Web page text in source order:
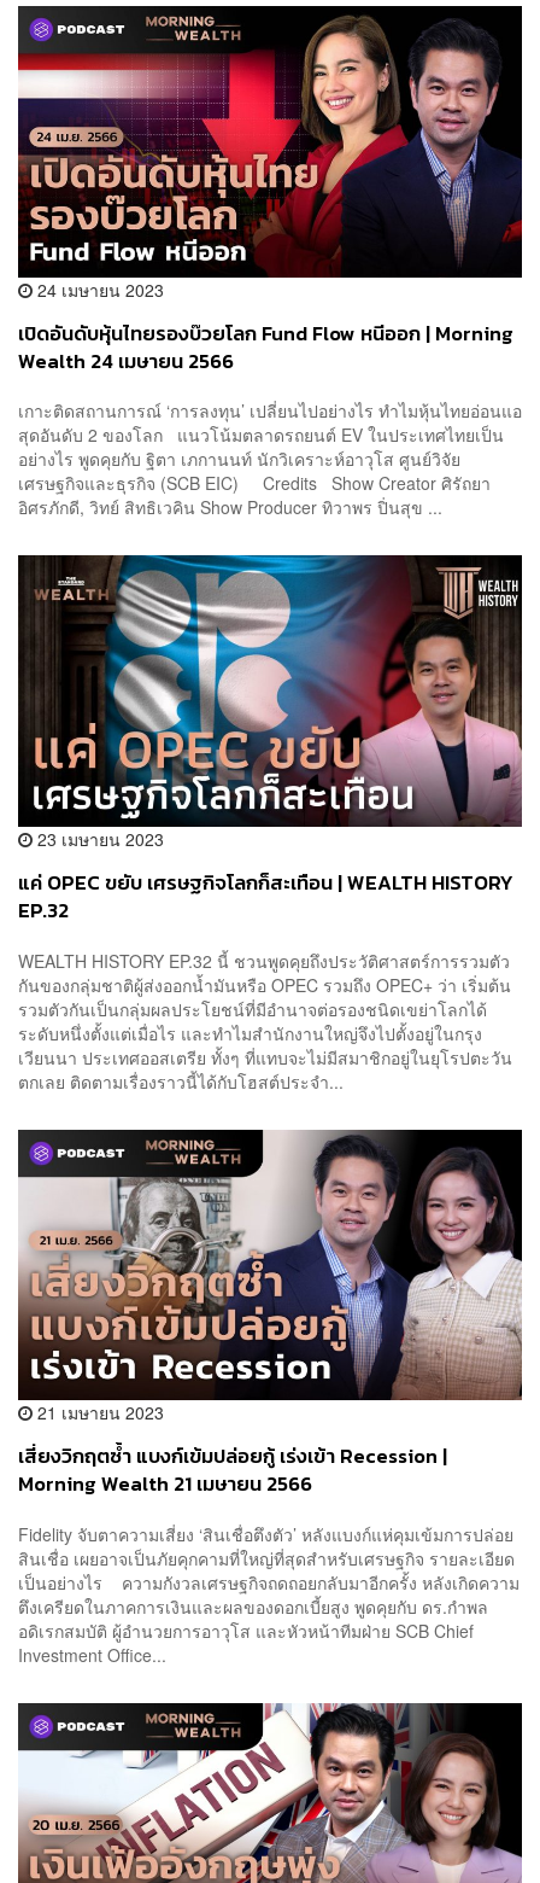
24 เมษายน 2023
เปิดอันดับหุ้นไทยรองบ๊วยโลก Fund Flow หนีออก | Morning
Wealth 24 เมษายน 2566
เกาะติดสถานการณ์ ‘การลงทุน’ เปลี่ยนไปอย่างไร ทำไมหุ้นไทยอ่อนแอ
สุดอันดับ 2 ของโลก แนวโน้มตลาดรถยนต์ EV ในประเทศไทยเป็น
อย่างไร พูดคุยกับ ฐิตา เภกานนท์ นักวิเคราะห์อาวุโส ศูนย์วิจัย
เศรษฐกิจและธุรกิจ (SCB EIC) Credits Show Creator ศิรัถยา
อิศรภักดี, วิทย์ สิทธิเวคิน Show Producer ทิวาพร ปิ่นสุข ...
23 เมษายน 2023
แค่ OPEC ขยับ เศรษฐกิจโลกก็สะเทือน | WEALTH HISTORY
EP.32
WEALTH HISTORY EP.32 นี้ ชวนพูดคุยถึงประวัติศาสตร์การรวมตัว
กันของกลุ่มชาติผู้ส่งออกน้ำมันหรือ OPEC รวมถึง OPEC+ ว่า เริ่มต้น
รวมตัวกันเป็นกลุ่มผลประโยชน์ที่มีอำนาจต่อรองชนิดเขย่าโลกได้
ระดับหนึ่งตั้งแต่เมื่อไร และทำไมสำนักงานใหญ่จึงไปตั้งอยู่ในกรุง
เวียนนา ประเทศออสเตรีย ทั้งๆ ที่แทบจะไม่มีสมาชิกอยู่ในยุโรปตะวัน
ตกเลย ติดตามเรื่องราวนี้ได้กับโฮสต์ประจำ...
21 เมษายน 2023
เสี่ยงวิกฤตซ้ำ แบงก์เข้มปล่อยกู้ เร่งเข้า Recession |
Morning Wealth 21 เมษายน 2566
Fidelity จับตาความเสี่ยง ‘สินเชื่อตึงตัว’ หลังแบงก์แห่คุมเข้มการปล่อย
สินเชื่อ เผยอาจเป็นภัยคุกคามที่ใหญ่ที่สุดสำหรับเศรษฐกิจ รายละเอียด
เป็นอย่างไร ความกังวลเศรษฐกิจถดถอยกลับมาอีกครั้ง หลังเกิดความ
ตึงเครียดในภาคการเงินและผลของดอกเบี้ยสูง พูดคุยกับ ดร.กำพล
อดิเรกสมบัติ ผู้อำนวยการอาวุโส และหัวหน้าทีมฝ่าย SCB Chief
Investment Office...